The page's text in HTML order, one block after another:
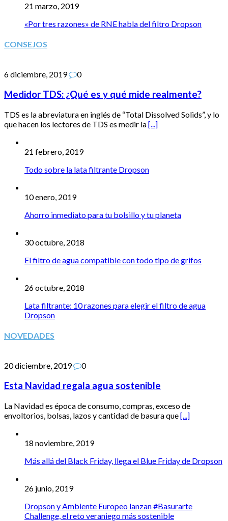
21 marzo, 2019
«Por tres razones» de RNE habla del filtro Dropson
CONSEJOS
6 diciembre, 2019 0
Medidor TDS: ¿Qué es y qué mide realmente?
TDS es la abreviatura en inglés de “Total Dissolved Solids”, y lo
que hacen los lectores de TDS es medir la[...]
21 febrero, 2019
Todo sobre la lata filtrante Dropson
10 enero, 2019
Ahorro inmediato para tu bolsillo y tu planeta
30 octubre, 2018
El filtro de agua compatible con todo tipo de grifos
26 octubre, 2018
Lata filtrante: 10 razones para elegir el filtro de agua
Dropson
NOVEDADES
20 diciembre, 2019 0
Esta Navidad regala agua sostenible
La Navidad es época de consumo, compras, exceso de
envoltorios, bolsas, lazos y cantidad de basura que[...]
18 noviembre, 2019
Más allá del Black Friday, llega el Blue Friday de Dropson
26 junio, 2019
Dropson y Ambiente Europeo lanzan #Basurarte
Challenge, el reto veraniego más sostenible